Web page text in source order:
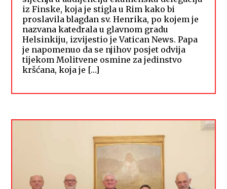
iz Finske, koja je stigla u Rim kako bi
proslavila blagdan sv. Henrika, po kojem je
nazvana katedrala u glavnom gradu
Helsinkiju, izvijestio je Vatican News. Papa
je napomenuo da se njihov posjet odvija
tijekom Molitvene osmine za jedinstvo
kršćana, koja je […]